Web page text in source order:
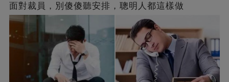
面對裁員，別傻傻聽安排，聰明人都這樣做